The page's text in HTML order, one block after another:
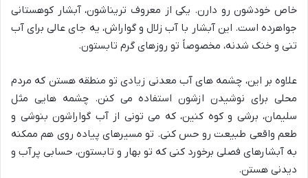
خاص خودشون رو دارن. یکی از معروف تریناشون، آبشار کوهستانی
جواهرده است. این آبشار با آب زلال و گواراش، یه جای عالی برای آب
تنی و خنک شدنه، مخصوصاً تو روزهای گرم تابستون.
علاوه بر این، چشمه های آب معدنی زیادی تو منطقه هستن که مردم
محلی برای نوشیدن ازشون استفاده می کنن. چشمه هایی مثل
سلیمان، برشی و کوه کنین، که می تونی از آب گواراشون بنوشی و
طعم واقعی طبیعت رو حس کنی. تو مسیرهای پیاده روی هم ممکنه
به آبشارهای فصلی برخورد کنی که تو بهار و تابستون، حسابی پرآب و
دیدنی هستن.